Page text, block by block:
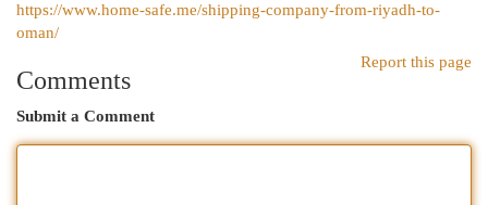
https://www.home-safe.me/shipping-company-from-riyadh-to-
oman/
Report this page
Comments
Submit a Comment